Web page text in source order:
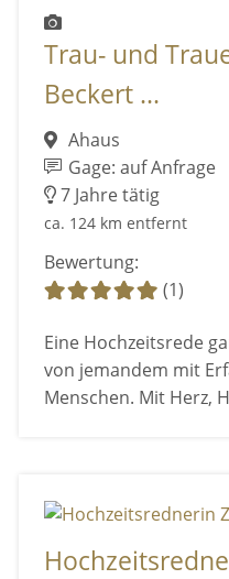
Trau- und
Beckert ...
Ahaus
Gage: auf Anfrage
7 Jahre tätig
ca. 124 km entfernt
Bewertung:
(1)
Eine Hochzeitsrede
von jemandem mit
Menschen. Mit Herz,